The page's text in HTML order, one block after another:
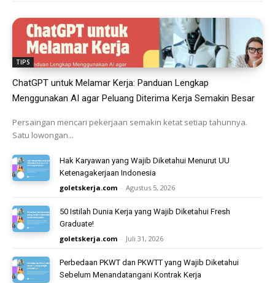
TIPS
ChatGPT untuk Melamar Kerja: Panduan Lengkap
Menggunakan AI agar Peluang Diterima Kerja Semakin Besar
Persaingan mencari pekerjaan semakin ketat setiap tahunnya.
Satu lowongan...
Hak Karyawan yang Wajib Diketahui Menurut UU
Ketenagakerjaan Indonesia
goletskerja.com - Agustus 5, 2026
50 Istilah Dunia Kerja yang Wajib Diketahui Fresh
Graduate!
goletskerja.com - Juli 31, 2026
Perbedaan PKWT dan PKWTT yang Wajib Diketahui
Sebelum Menandatangani Kontrak Kerja